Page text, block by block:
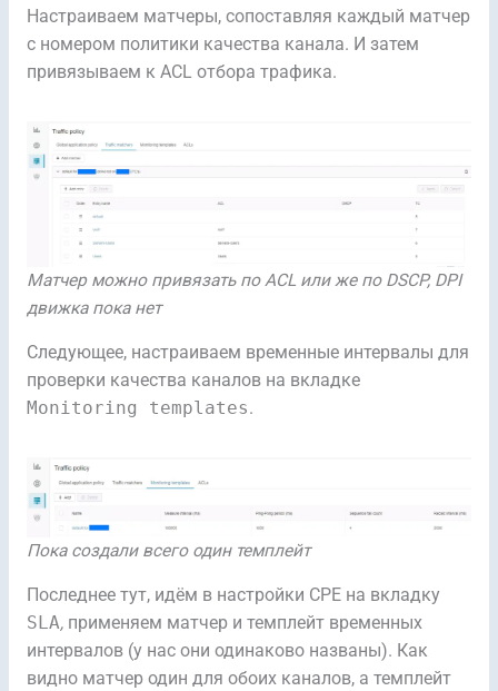
Настраиваем матчеры, сопоставляя каждый матчер
с номером политики качества канала. И затем
привязываем к ACL отбора трафика.
Матчер можно привязать по ACL или же по DSCP, DPI
движка пока нет
Следующее, настраиваем временные интервалы для
проверки качества каналов на вкладке
Monitoring templates.
Пока создали всего один темплейт
Последнее тут, идём в настройки CPE на вкладку
SLA,применяем матчер и темплейт временных
интервалов (у нас они одинаково названы). Как
видно матчер один для обоих каналов, а темплейт